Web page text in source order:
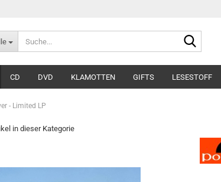
CD DVD KLAMOTTEN GIFTS LESESTOFF
- Limited LP
in dieser Kategorie